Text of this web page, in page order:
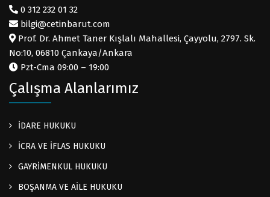
0 312 232 01 32
bilgi@cetinbarut.com
Prof. Dr. Ahmet Taner Kışlalı Mahallesi, Çayyolu, 2797. Sk.
No:10, 06810 Çankaya/Ankara
Pzt-Cma 09:00 – 19:00
Çalışma Alanlarımız
İDARE HUKUKU
İCRA VE İFLAS HUKUKU
GAYRİMENKUL HUKUKU
BOŞANMA VE AİLE HUKUKU